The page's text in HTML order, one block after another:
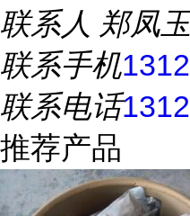
联系人 郑凤玉
联系手机
联系电话
推荐产品